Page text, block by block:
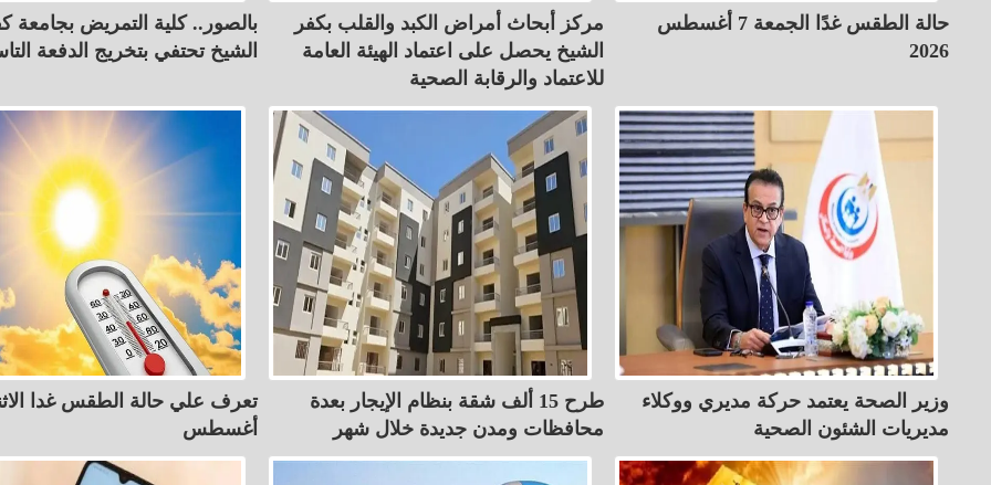
حالة الطقس غدًا الجمعة 7 أغسطس
2026
مركز أبحاث أمراض الكبد والقلب بكفر
الشيخ يحصل على اعتماد الهيئة العامة
للاعتماد والرقابة الصحية
بالصور.. كلية التمريض بجامعة
الشيخ تحتفي بتخريج الدفعة
وزير الصحة يعتمد حركة مديري ووكلاء
مديريات الشئون الصحية
طرح 15 ألف شقة بنظام الإيجار بعدة
محافظات ومدن جديدة خلال شهر
أغسطس